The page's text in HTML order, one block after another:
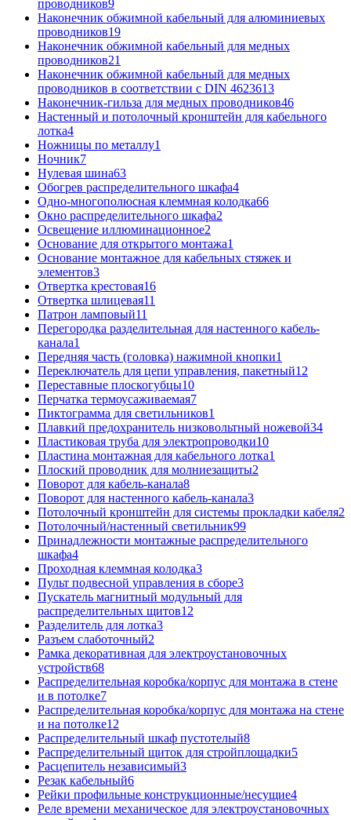
проводников9
Наконечник обжимной кабельный для алюминиевых
проводников19
Наконечник обжимной кабельный для медных
проводников21
Наконечник обжимной кабельный для медных
проводников в соответствии с DIN 4623613
Наконечник-гильза для медных проводников46
Настенный и потолочный кронштейн для кабельного
лотка4
Ножницы по металлу1
Ночник7
Нулевая шина63
Обогрев распределительного шкафа4
Одно-многополюсная клеммная колодка66
Окно распределительного шкафа2
Освещение иллюминационное2
Основание для открытого монтажа1
Основание монтажное для кабельных стяжек и
элементов3
Отвертка крестовая16
Отвертка шлицевая11
Патрон ламповый11
Перегородка разделительная для настенного кабель-
канала1
Передняя часть (головка) нажимной кнопки1
Переключатель для цепи управления, пакетный12
Переставные плоскогубцы10
Перчатка термоусаживаемая7
Пиктограмма для светильников1
Плавкий предохранитель низковольтный ножевой34
Пластиковая труба для электропроводки10
Пластина монтажная для кабельного лотка1
Плоский проводник для молниезащиты2
Поворот для кабель-канала8
Поворот для настенного кабель-канала3
Потолочный кронштейн для системы прокладки кабеля2
Потолочный/настенный светильник99
Принадлежности монтажные распределительного
шкафа4
Проходная клеммная колодка3
Пульт подвесной управления в сборе3
Пускатель магнитный модульный для
распределительных щитов12
Разделитель для лотка3
Разъем слаботочный2
Рамка декоративная для электроустановочных
устройств68
Распределительная коробка/корпус для монтажа в стене
и в потолке7
Распределительная коробка/корпус для монтажа на стене
и на потолке12
Распределительный шкаф пустотелый8
Распределительный щиток для стройплощадки5
Расцепитель независимый3
Резак кабельный6
Рейки профильные конструкционные/несущие4
Реле времени механическое для электроустановочных